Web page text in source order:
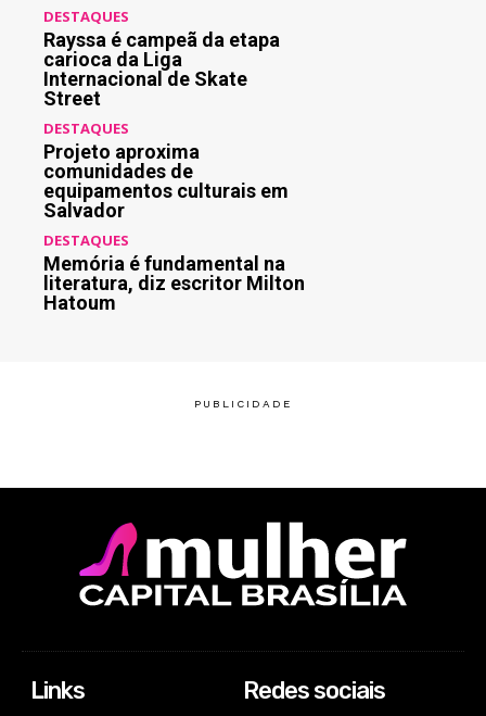
DESTAQUES
Rayssa é campeã da etapa
carioca da Liga
Internacional de Skate
Street
DESTAQUES
Projeto aproxima
comunidades de
equipamentos culturais em
Salvador
DESTAQUES
Memória é fundamental na
literatura, diz escritor Milton
Hatoum
Links Redes sociais